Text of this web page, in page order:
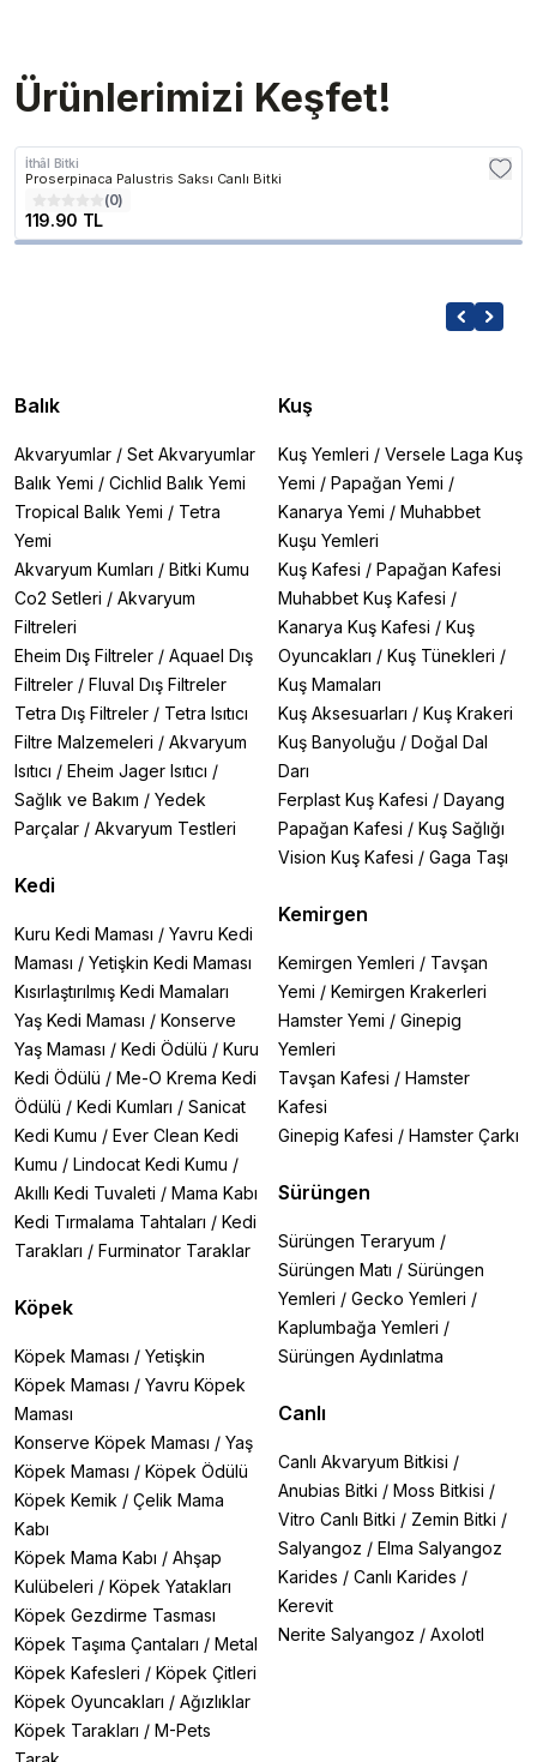
Ürünlerimizi Keşfet!
İthâl Bitki
Proserpinaca Palustris Saksı Canlı Bitki
(0)
119.90 TL
Balık
Akvaryumlar / Set Akvaryumlar
Balık Yemi / Cichlid Balık Yemi
Tropical Balık Yemi / Tetra
Yemi
Akvaryum Kumları / Bitki Kumu
Co2 Setleri / Akvaryum
Filtreleri
Eheim Dış Filtreler / Aquael Dış
Filtreler / Fluval Dış Filtreler
Tetra Dış Filtreler / Tetra Isıtıcı
Filtre Malzemeleri / Akvaryum
Isıtıcı / Eheim Jager Isıtıcı /
Sağlık ve Bakım / Yedek
Parçalar / Akvaryum Testleri
Kedi
Kuru Kedi Maması / Yavru Kedi
Maması / Yetişkin Kedi Maması
Kısırlaştırılmış Kedi Mamaları
Yaş Kedi Maması / Konserve
Yaş Maması / Kedi Ödülü / Kuru
Kedi Ödülü / Me-O Krema Kedi
Ödülü / Kedi Kumları / Sanicat
Kedi Kumu / Ever Clean Kedi
Kumu / Lindocat Kedi Kumu /
Akıllı Kedi Tuvaleti / Mama Kabı
Kedi Tırmalama Tahtaları / Kedi
Tarakları / Furminator Taraklar
Köpek
Köpek Maması / Yetişkin
Köpek Maması / Yavru Köpek
Maması
Konserve Köpek Maması / Yaş
Köpek Maması / Köpek Ödülü
Köpek Kemik / Çelik Mama
Kabı
Köpek Mama Kabı / Ahşap
Kulübeleri / Köpek Yatakları
Köpek Gezdirme Tasması
Köpek Taşıma Çantaları / Metal
Köpek Kafesleri / Köpek Çitleri
Köpek Oyuncakları / Ağızlıklar
Köpek Tarakları / M-Pets
Kuş
Kuş Yemleri / Versele Laga Kuş
Yemi / Papağan Yemi /
Kanarya Yemi / Muhabbet
Kuşu Yemleri
Kuş Kafesi / Papağan Kafesi
Muhabbet Kuş Kafesi /
Kanarya Kuş Kafesi / Kuş
Oyuncakları / Kuş Tünekleri /
Kuş Mamaları
Kuş Aksesuarları / Kuş Krakeri
Kuş Banyoluğu / Doğal Dal
Darı
Ferplast Kuş Kafesi / Dayang
Papağan Kafesi / Kuş Sağlığı
Vision Kuş Kafesi / Gaga Taşı
Kemirgen
Kemirgen Yemleri / Tavşan
Yemi / Kemirgen Krakerleri
Hamster Yemi / Ginepig
Yemleri
Tavşan Kafesi / Hamster
Kafesi
Ginepig Kafesi / Hamster Çarkı
Sürüngen
Sürüngen Teraryum /
Sürüngen Matı / Sürüngen
Yemleri / Gecko Yemleri /
Kaplumbağa Yemleri /
Sürüngen Aydınlatma
Canlı
Canlı Akvaryum Bitkisi /
Anubias Bitki / Moss Bitkisi /
Vitro Canlı Bitki / Zemin Bitki /
Salyangoz / Elma Salyangoz
Karides / Canlı Karides /
Kerevit
Nerite Salyangoz / Axolotl